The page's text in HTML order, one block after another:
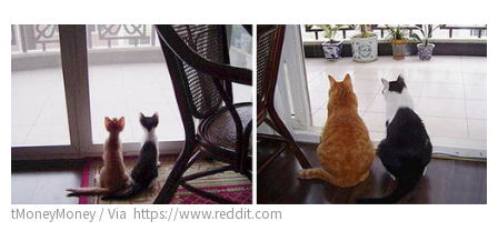
tMoneyMoney / Via https://www.reddit.com